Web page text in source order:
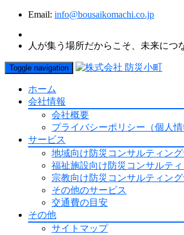
Email: info@bousaikomachi.co.jp
人が集う場所だからこそ、未来につ
Toggle navigation
ホーム
会社情報
会社概要
プライバシーポリシー（個人情
サービス
地域向け防災コンサルティン
福祉施設向け防災コンサルテ
宗教向け防災コンサルティン
その他のサービス
交通費の目安
その他
サイトマップ